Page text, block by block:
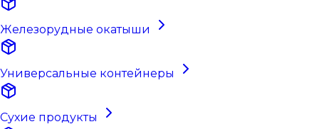
Железорудные окатыши
Универсальные контейнеры
Сухие продукты